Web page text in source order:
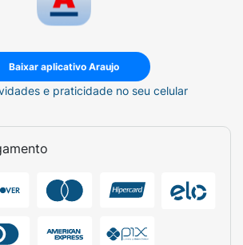
do alcance de crianças
contato acidental com os olhos,
médica
Baixar aplicativo Araujo
e praticidade no seu celular